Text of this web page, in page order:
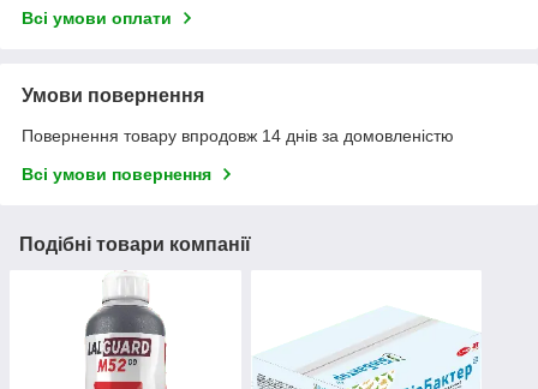
Всі умови оплати
Умови повернення
Повернення товару впродовж 14 днів за домовленістю
Всі умови повернення
Подібні товари компанії